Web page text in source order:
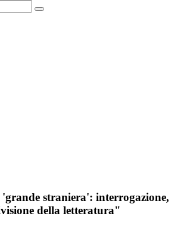
straniera': interrogazione,
della letteratura"